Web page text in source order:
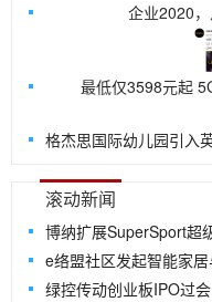
企业2020
最低仅3598元起
滚动新闻
博纳扩展SuperSport超
e络盟社区发起智能家
绿控传动创业板IPO过